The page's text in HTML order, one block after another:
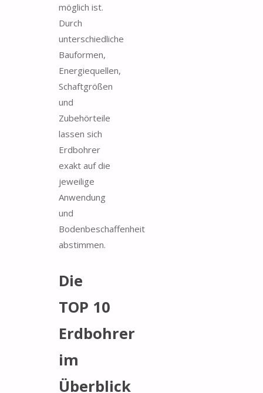
möglich ist.
Durch
unterschiedliche
Bauformen,
Energiequellen,
Schaftgrößen
und
Zubehörteile
lassen sich
Erdbohrer
exakt auf die
jeweilige
Anwendung
und
Bodenbeschaffenheit
abstimmen.
Die
TOP 10
Erdbohrer
im
Überblick